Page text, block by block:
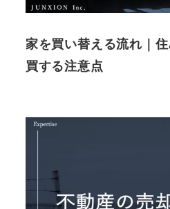
家を買い替える流れ｜
買する注意点